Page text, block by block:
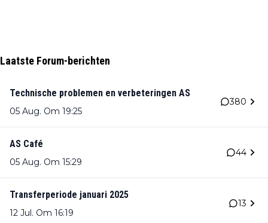
Laatste Forum-berichten
Technische problemen en verbeteringen AS
05 Aug. Om 19:25
380
AS Café
05 Aug. Om 15:29
44
Transferperiode januari 2025
12 Jul. Om 16:19
13